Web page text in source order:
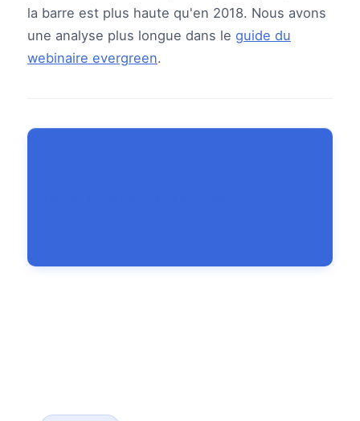
la barre est plus haute qu'en 2018. Nous avons
une analyse plus longue dans le guide du
webinaire evergreen.